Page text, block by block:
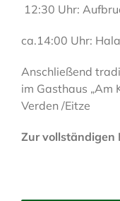
12:30 Uhr:
ca.14:00 Uhr:
Anschließend
im Gasthaus „Am
Verden /Eitze
Zur vollständigen